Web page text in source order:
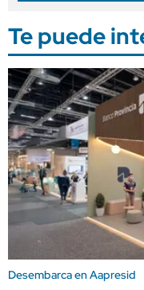
Te puede
Desembarca en Aapresid